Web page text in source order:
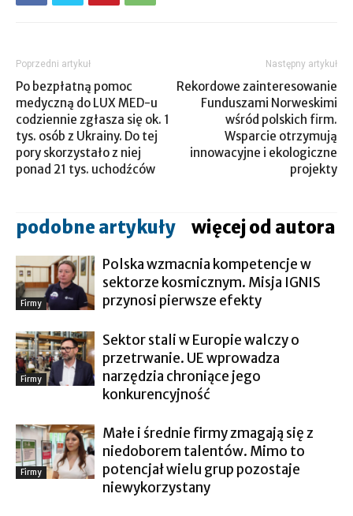
Poprzedni artykuł
Po bezpłatną pomoc
medyczną do LUX MED-u
codziennie zgłasza się ok. 1
tys. osób z Ukrainy. Do tej
pory skorzystało z niej
ponad 21 tys. uchodźców
Następny artykuł
Rekordowe zainteresowanie
Funduszami Norweskimi
wśród polskich firm.
Wsparcie otrzymują
innowacyjne i ekologiczne
projekty
podobne artykuły więcej od autora
Firmy
Polska wzmacnia kompetencje w
sektorze kosmicznym. Misja IGNIS
przynosi pierwsze efekty
Firmy
Sektor stali w Europie walczy o
przetrwanie. UE wprowadza
narzędzia chroniące jego
konkurencyjność
Firmy
Małe i średnie firmy zmagają się z
niedoborem talentów. Mimo to
potencjał wielu grup pozostaje
niewykorzystany